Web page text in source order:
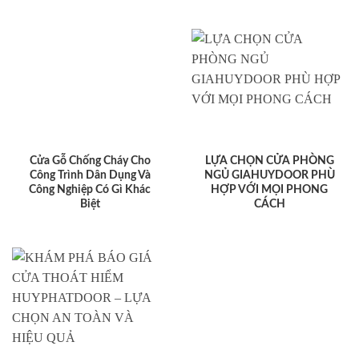
Cửa Gỗ Chống Cháy Cho
Công Trình Dân Dụng Và
Công Nghiệp Có Gì Khác
Biệt
LỰA CHỌN CỬA PHÒNG
NGỦ GIAHUYDOOR PHÙ
HỢP VỚI MỌI PHONG
CÁCH